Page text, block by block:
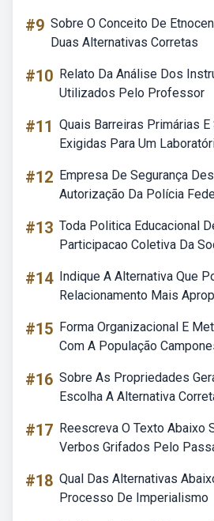
#9 Sobre O Conceito De
Duas Alternativas Corretas
#10 Relato Da Análise Dos
Utilizados Pelo Professor
#11 Quais Barreiras Primárias E
Exigidas Para Um
#12 Empresa De Segurança
Autorização Da Polícia
#13 Toda Politica Educacional
Participacao Coletiva Da
#14 Indique A Alternativa Que
Relacionamento Mais
#15 Forma Organizacional E
Com A População
#16 Sobre As Propriedades
Escolha A Alternativa
#17 Reescreva O Texto Abaixo
Verbos Grifados Pelo
#18 Qual Das Alternativas
Processo De Imperialismo